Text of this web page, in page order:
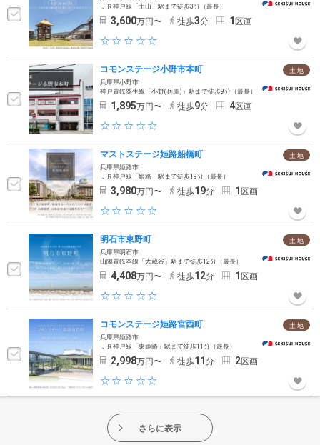
ＪＲ神戸線「土山」駅まで徒歩3分（最長）
3,600万円〜 徒歩3分 1 区画
土 地
コモンステージ小野市本町
兵庫県小野市
神戸電鉄粟生線「小野(兵庫)」駅まで徒歩9分（最長）
1,895万円〜 徒歩9分 4区画
土 地
マストステージ姫路船橋町
兵庫県姫路市
ＪＲ神戸線「姫路」駅まで徒歩19分（最長）
3,980万円〜 徒歩19分 1 区画
土 地
明石市東野町
兵庫県明石市
山陽電鉄本線「大蔵谷」駅まで徒歩12分（最長）
4,408万円〜 徒歩12分 1 区画
土 地
コモンステージ姫路宮西町
兵庫県姫路市
ＪＲ神戸線「東姫路」駅まで徒歩11分（最長）
2,998万円〜 徒歩11 分 2区画
さらに表示